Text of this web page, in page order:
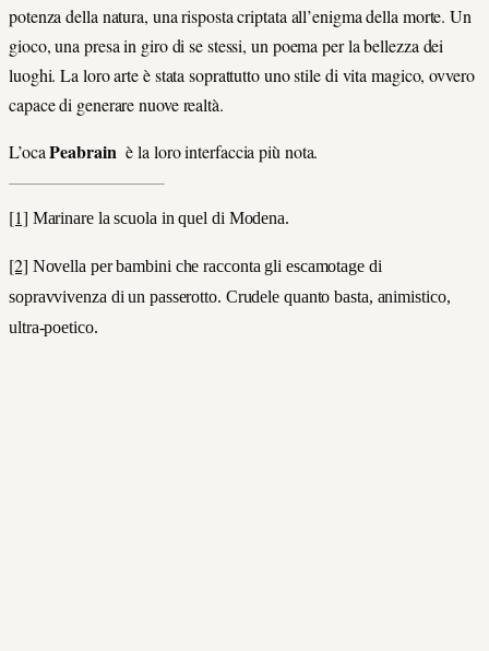
potenza della natura, una risposta criptata all’enigma della morte. Un
gioco, una presa in giro di se stessi, un poema per la bellezza dei
luoghi. La loro arte è stata soprattutto uno stile di vita magico, ovvero
capace di generare nuove realtà.
L’ocaPeabrainè la loro interfaccia più nota.
[1] Marinare la scuola in quel di Modena.
[2] Novella per bambini che racconta gli escamotage di
sopravvivenza di un passerotto. Crudele quanto basta, animistico,
ultra-poetico.